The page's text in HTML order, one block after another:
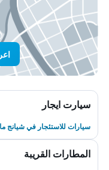
سيارت ايجار
سيارات للاستئجار في شيانج
المطارات القريبة